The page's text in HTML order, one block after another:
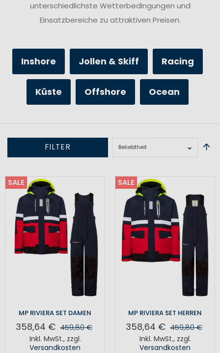
unterschiedlichste Wetterbedingungen und
Einsatzbereiche zu attraktiven Preisen.
Inshore Jollen & Skiff Racing
Küste Offshore Ocean
FILTER
SALE
MP RIVIERA SET DAMEN
358,64 € 459,80 €
Inkl. MwSt., zzgl.
Versandkosten
SALE
MP RIVIERA SET HERREN
358,64 € 459,80 €
Inkl. MwSt., zzgl.
Versandkosten